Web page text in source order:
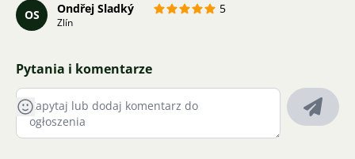
OS Ondřej Sladký 5
Zlín
Pytania i komentarze